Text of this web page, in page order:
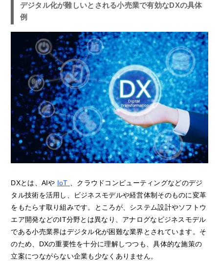
デジタル化が難しいとされる小売業で有効なDXの具体
例
DXとは、AIや IoT
、クラウドコンピューティングなどのデジ
タル技術を活用し、ビジネスモデルや経営体制そのものに変革
をもたらす取り組みです。ところが、システム設計やソフトウ
エア開発などのIT分野とは異なり、アナログなビジネスモデル
である小売業界はデジタル化が困難な業界とされています。そ
のため、DXの重要性を十分に理解しつつも、具体的な施策の
立案につながらない企業も少なくありません。